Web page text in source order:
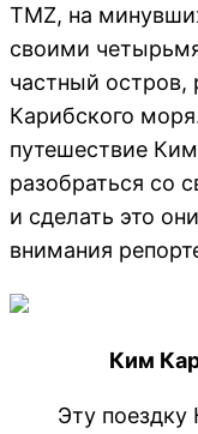
TMZ, на
своими
частный остров,
Карибского
путешествие
разобраться со
и сделать это
внимания
Ким
Эту